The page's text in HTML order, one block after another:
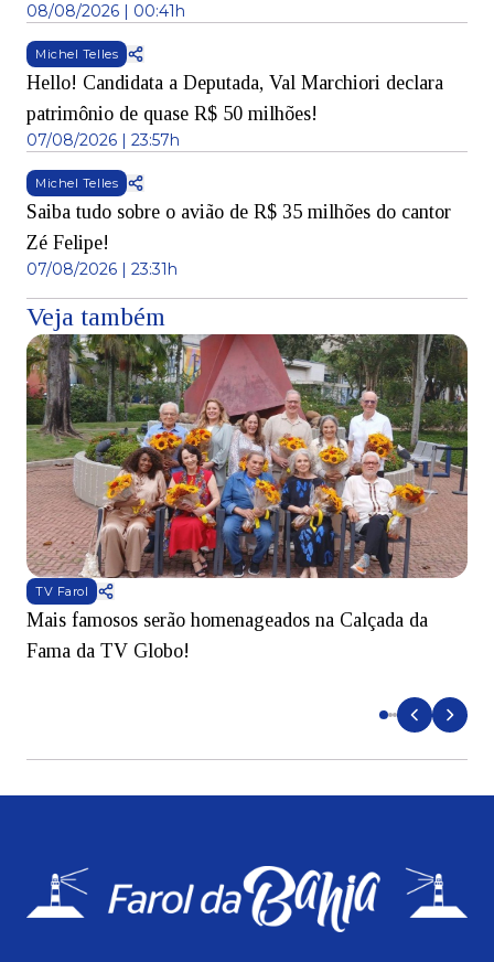
08/08/2026 | 00:41h
Michel Telles
Hello! Candidata a Deputada, Val Marchiori declara
patrimônio de quase R$ 50 milhões!
07/08/2026 | 23:57h
Michel Telles
Saiba tudo sobre o avião de R$ 35 milhões do cantor
Zé Felipe!
07/08/2026 | 23:31h
Veja também
TV Farol
Mais famosos serão homenageados na Calçada da
Fama da TV Globo!